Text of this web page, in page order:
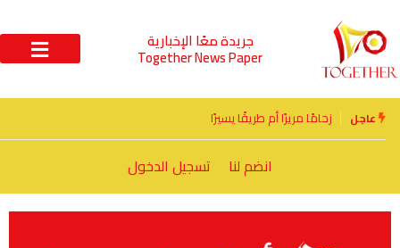
جريدة معًا الإخبارية
Together News Paper
عاجل زحامًا مريرًا أم طريقًا يسيرًا
انضم لنا تسجيل الدخول